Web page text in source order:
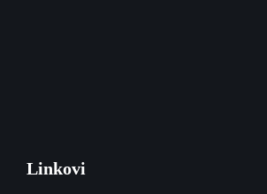
Linkovi